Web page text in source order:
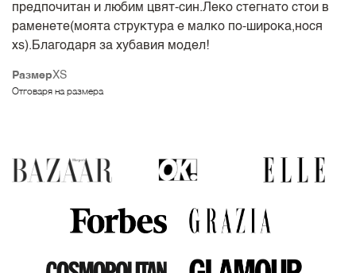
РазмерXS
Отговаря на размера
предпочитан и любим цвят-син.Леко стегнато стои в
раменете(моята структура е малко по-широка,нося
xs).Благодаря за хубавия модел!